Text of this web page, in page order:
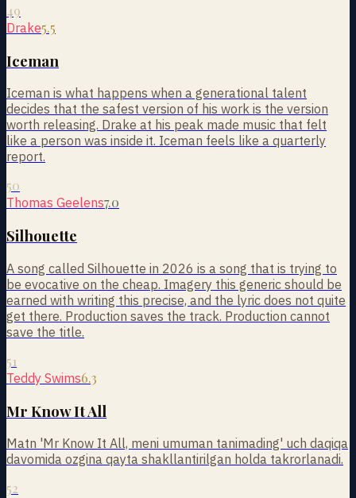
49
Drake5.5
Iceman
Iceman is what happens when a generational talent
decides that the safest version of his work is the version
worth releasing. Drake at his peak made music that felt
like a person was inside it. Iceman feels like a quarterly
report.
50
Thomas Geelens7.0
Silhouette
A song called Silhouette in 2026 is a song that is trying to
be evocative on the cheap. Imagery this generic should be
earned with writing this precise, and the lyric does not quite
get there. Production saves the track. Production cannot
save the title.
51
Teddy Swims6.3
Mr Know It All
Matn 'Mr Know It All, meni umuman tanimading' uch daqiqa
davomida ozgina qayta shakllantirilgan holda takrorlanadi.
52